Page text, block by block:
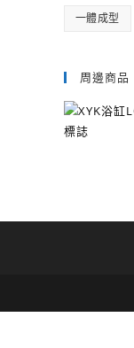
一體成型
周邊商品